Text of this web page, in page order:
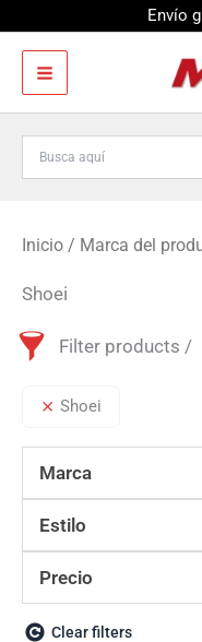
contenido
Envío
Inicio / Marca del
Shoei
Filter products
Shoei
Marca
Estilo
Precio
Clear filters